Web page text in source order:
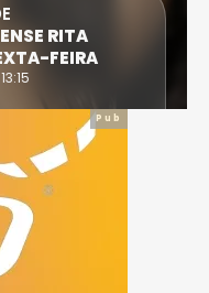
RITA
FEIRA
Pub